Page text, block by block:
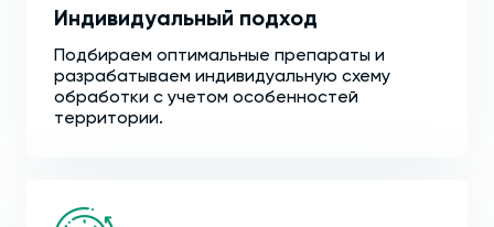
Индивидуальный подход
Подбираем оптимальные препараты и
разрабатываем индивидуальную схему
обработки с учетом особенностей
территории.